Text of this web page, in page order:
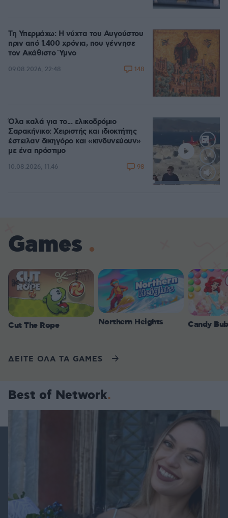
Τη Υπερμάχω: Η νύχτα του Αυγούστου
πριν από 1.400 χρόνια, που γέννησε
τον Ακάθιστο Ύμνο
09.08.2026, 22:48 148
Loaded
Όλα καλά για το... ελικοδρόμιο
Σαρακήνικο: Χειριστής και ιδιοκτήτης
έστειλαν δικηγόρο και «κινδυνεύουν»
με ένα πρόστιμο
10.08.2026, 11:46 98
Games
Cut The Rope Northern Heights Candy
ΔΕΙΤΕ ΟΛΑ ΤΑ GAMES
Best of Network